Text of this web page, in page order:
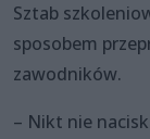
Sztab
sposobem
zawodników.
– Nikt nie